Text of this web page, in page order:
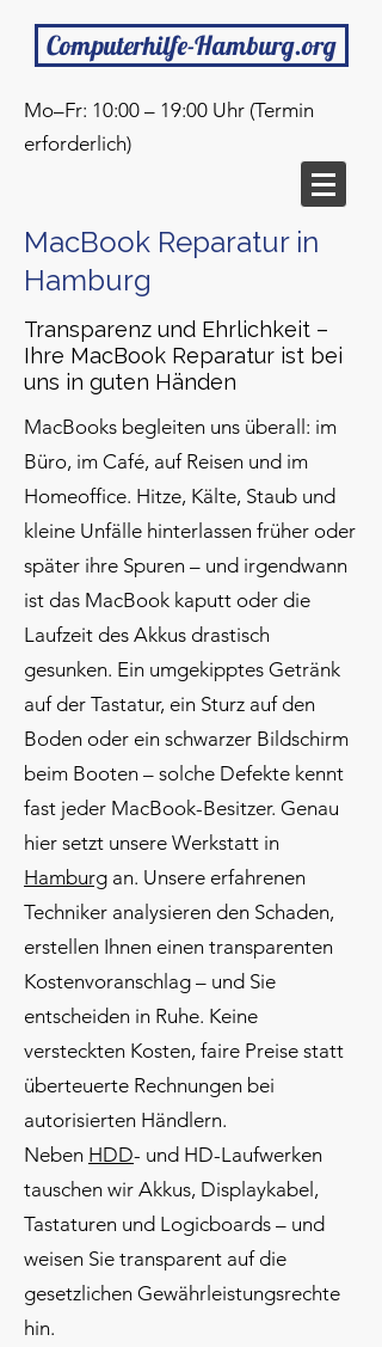
Computerhilfe-Hamburg.org
Mo–Fr: 10:00 – 19:00 Uhr (Termin
erforderlich)
MacBook Reparatur in
Hamburg
Transparenz und Ehrlichkeit –
Ihre MacBook Reparatur ist bei
uns in guten Händen
MacBooks begleiten uns überall: im
Büro, im Café, auf Reisen und im
Homeoffice. Hitze, Kälte, Staub und
kleine Unfälle hinterlassen früher oder
später ihre Spuren – und irgendwann
ist das MacBook kaputt oder die
Laufzeit des Akkus drastisch
gesunken. Ein umgekipptes Getränk
auf der Tastatur, ein Sturz auf den
Boden oder ein schwarzer Bildschirm
beim Booten – solche Defekte kennt
fast jeder MacBook-Besitzer. Genau
hier setzt unsere Werkstatt in
Hamburg an. Unsere erfahrenen
Techniker analysieren den Schaden,
erstellen Ihnen einen transparenten
Kostenvoranschlag – und Sie
entscheiden in Ruhe. Keine
versteckten Kosten, faire Preise statt
überteuerte Rechnungen bei
autorisierten Händlern.
Neben HDD- und HD-Laufwerken
tauschen wir Akkus, Displaykabel,
Tastaturen und Logicboards – und
weisen Sie transparent auf die
gesetzlichen Gewährleistungsrechte
hin.